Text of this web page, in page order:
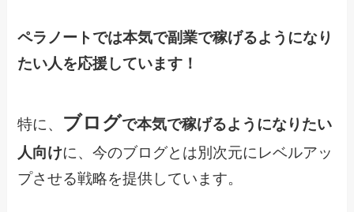
ペラノートでは本気で副業で稼げるようになり
たい人を応援しています！
特に、 ブログで本気で稼げるようになりたい
人向けに、今のブログとは別次元にレベルアッ
プさせる戦略を提供しています。